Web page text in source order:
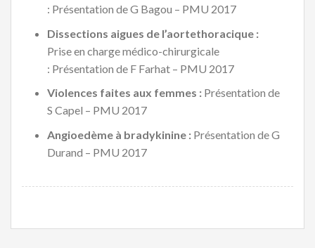
: Présentation de G Bagou – PMU 2017
Dissections aigues de l’aortethoracique :
Prise en charge médico-chirurgicale
: Présentation de F Farhat – PMU 2017
Violences faites aux femmes :Présentation de
S Capel – PMU 2017
Angioedème à bradykinine : Présentation de G
Durand – PMU 2017